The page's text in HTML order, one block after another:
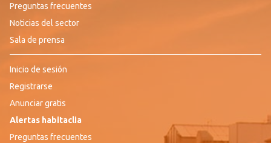
Preguntas frecuentes
Noticias del sector
Sala de prensa
Inicio de sesión
Registrarse
Anunciar gratis
Alertas habitaclia
Preguntas frecuentes